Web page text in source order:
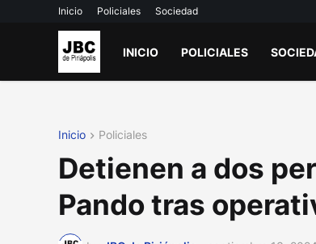
Inicio Policiales Sociedad
INICIO POLICIALES
Inicio Policiales
Detienen a dos
Pando tras